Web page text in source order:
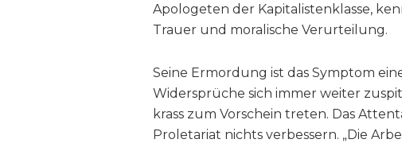
Apologeten der Kapitalistenklasse,
Trauer und moralische Verurteilung.
Seine Ermordung ist das Symptom
Widersprüche sich immer weiter
krass zum Vorschein treten. Das
Proletariat nichts verbessern. „Die